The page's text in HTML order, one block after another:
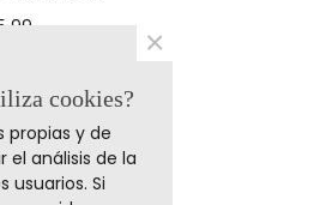
99
cookies?
propias y de
el análisis de la
usuarios. Si
×